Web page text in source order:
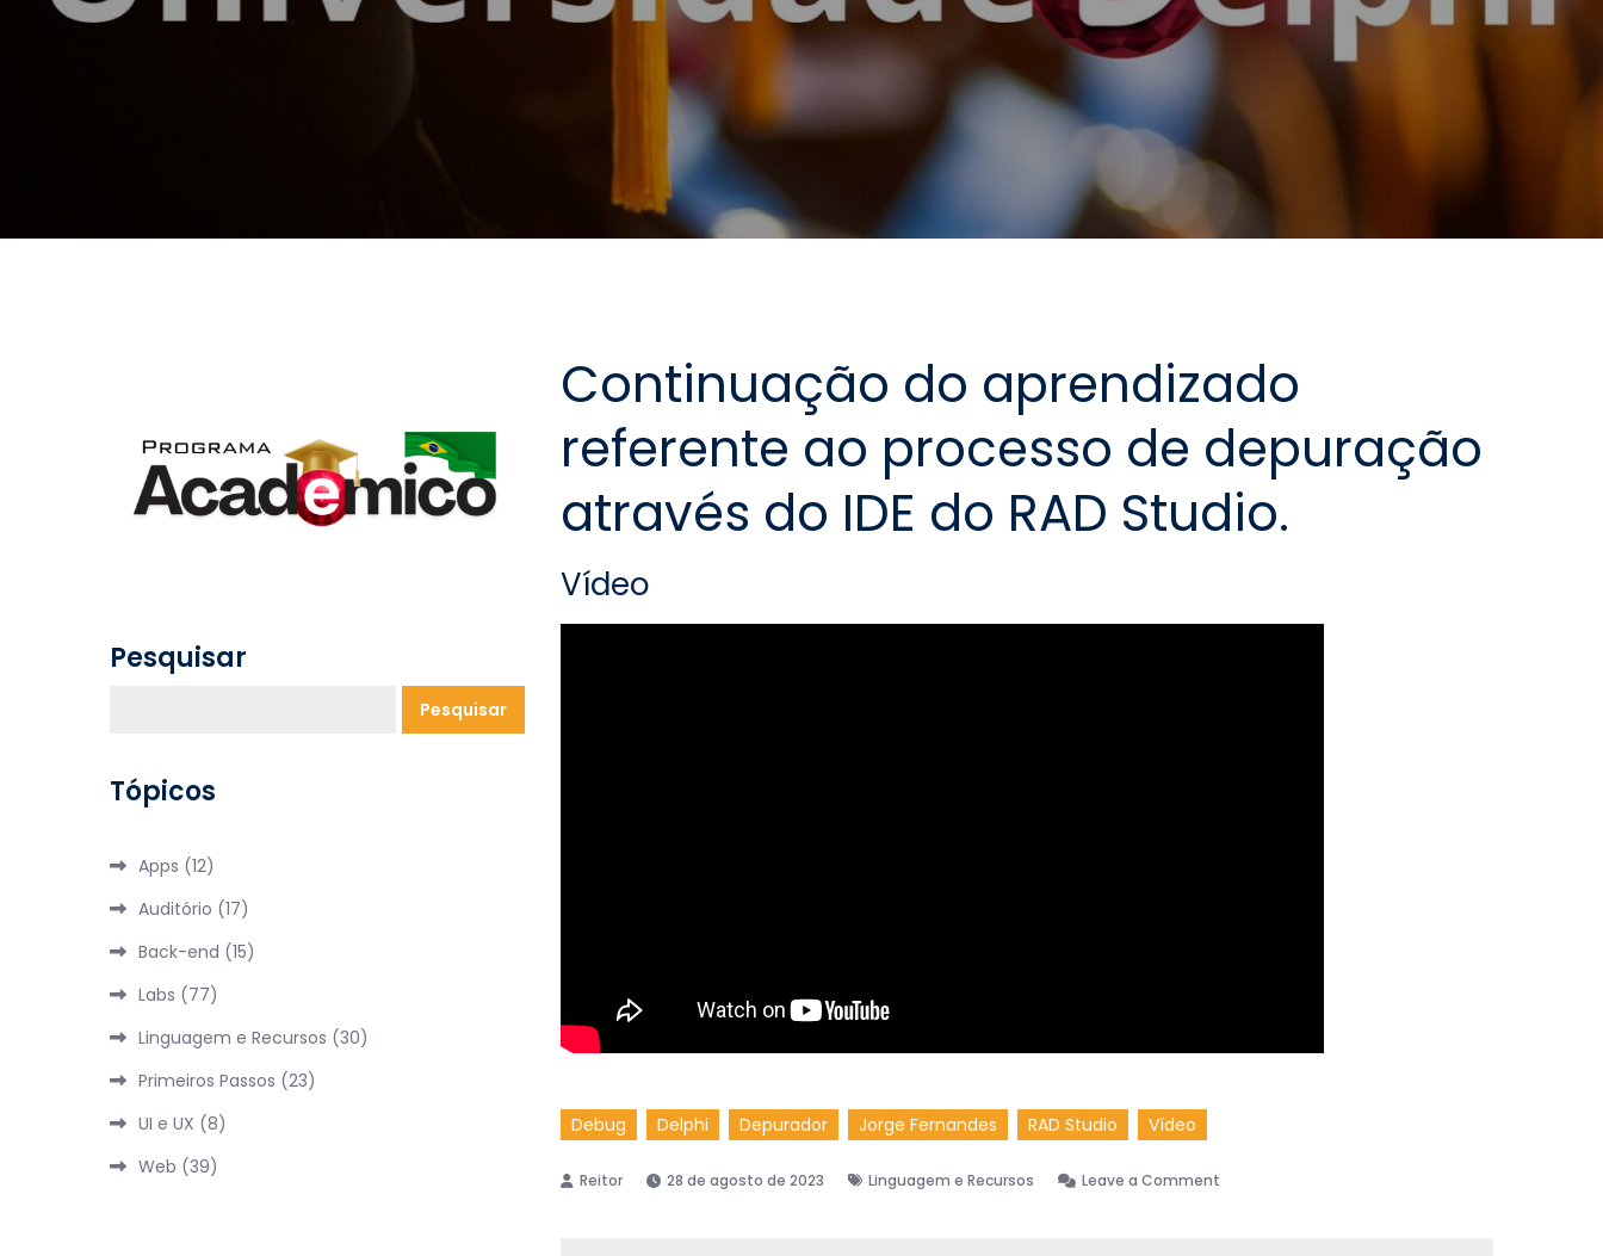
Continuação do aprendizado
referente ao processo de depuração
através do IDE do RAD Studio.
Vídeo
Debug Delphi Depurador Jorge Fernandes RAD Studio Vídeo
28 de agosto de 2023 Linguagem e Recursos Leave a Comment
Pesquisar
Pesquisar
Tópicos
Apps (12)
Auditório (17)
Back-end (15)
Labs (77)
Linguagem e Recursos (30)
Primeiros Passos (23)
UI e UX (8)
Web (39)